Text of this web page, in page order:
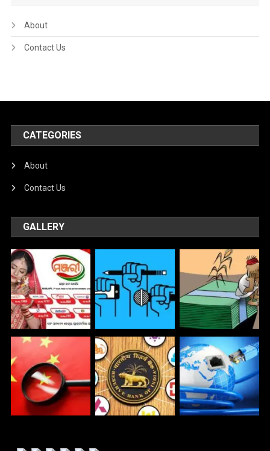
About
Contact Us
CATEGORIES
About
Contact Us
GALLERY